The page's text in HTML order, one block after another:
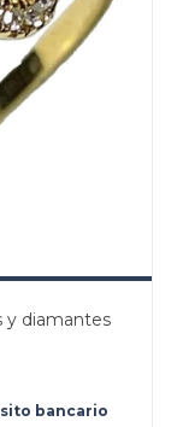
y diamantes
bancario